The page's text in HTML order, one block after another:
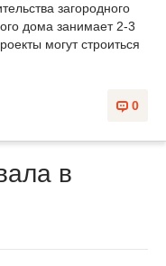
загородного
дома занимает 2-3
могут строиться
0
в